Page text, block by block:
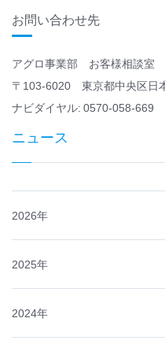
お問い合わせ先
アグロ事業部 お客様相談室
〒103-6020 東京都中央区日
ナビダイヤル: 0570-058-669
ニュース
2026年
2025年
2024年